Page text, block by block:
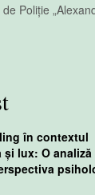
Poliție
în contextul
lux: O analiză